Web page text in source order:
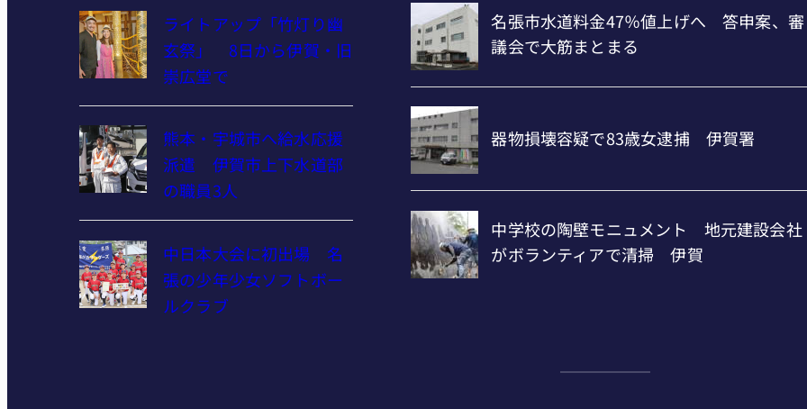
ライトアップ「竹灯り幽
玄祭」 8日から伊賀・旧
崇広堂で
熊本・宇城市へ給水応援
派遣 伊賀市上下水道部
の職員3人
中日本大会に初出場 名
張の少年少女ソフトボー
ルクラブ